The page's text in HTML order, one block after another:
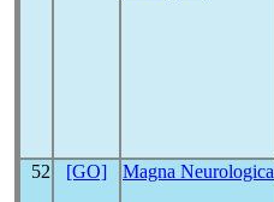
52 [GO] Magna Neurologica